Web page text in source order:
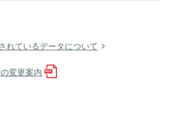
れているデータについて
変更案内